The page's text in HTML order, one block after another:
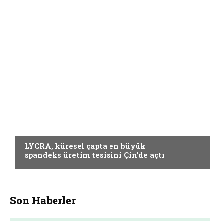
LYCRA, küresel çapta en büyük
spandeks üretim tesisini Çin’de açtı
Son Haberler